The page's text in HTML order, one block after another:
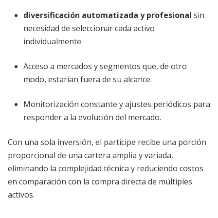
diversificación automatizada y profesional sin
necesidad de seleccionar cada activo
individualmente.
Acceso a mercados y segmentos que, de otro
modo, estarían fuera de su alcance.
Monitorización constante y ajustes periódicos para
responder a la evolución del mercado.
Con una sola inversión, el partícipe recibe una porción
proporcional de una cartera amplia y variada,
eliminando la complejidad técnica y reduciendo costos
en comparación con la compra directa de múltiples
activos.